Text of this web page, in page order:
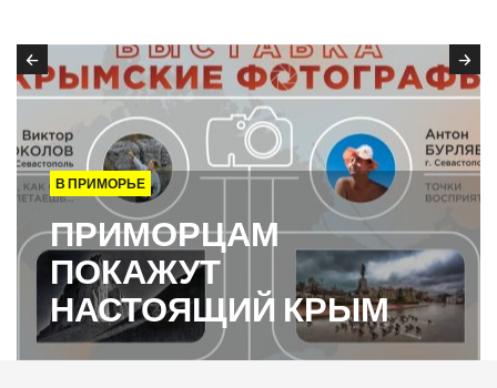
В ПРИМОРЬЕ
ПРИМОРЦАМ
ПОКАЖУТ
НАСТОЯЩИЙ КРЫМ